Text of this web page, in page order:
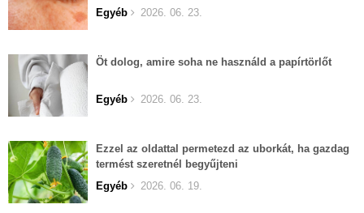
Egyéb 2026. 06. 23.
Öt dolog, amire soha ne használd a papírtörlőt
Egyéb 2026. 06. 23.
Ezzel az oldattal permetezd az uborkát, ha gazdag
termést szeretnél begyűjteni
Egyéb
2026. 06. 19.